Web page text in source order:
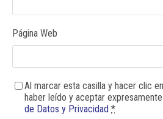
Página Web
Al marcar esta casilla y hacer clic
haber leído y aceptar
de Datos y Privacidad *